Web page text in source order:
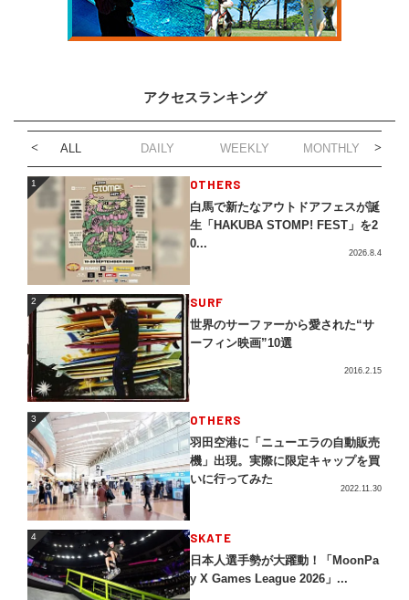
アクセスランキング
ALL DAILY WEEKLY MONTHLY
1 OTHERS
白馬で新たなアウトドアフェスが誕
生「HAKUBA STOMP! FEST」を2
0...
2026.8.4
2 SURF
世界のサーファーから愛された“サ
ーフィン映画”10選
2016.2.15
3 OTHERS
羽田空港に「ニューエラの自動販売
機」出現。実際に限定キャップを買
いに行ってみた
2022.11.30
4 SKATE
日本人選手勢が大躍動！「MoonPa
y X Games League 2026」...